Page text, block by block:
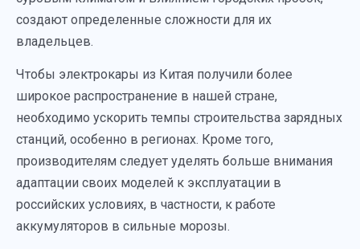
создают определенные сложности для их
владельцев.
Чтобы электрокары из Китая получили более
широкое распространение в нашей стране,
необходимо ускорить темпы строительства зарядных
станций, особенно в регионах. Кроме того,
производителям следует уделять больше внимания
адаптации своих моделей к эксплуатации в
российских условиях, в частности, к работе
аккумуляторов в сильные морозы.